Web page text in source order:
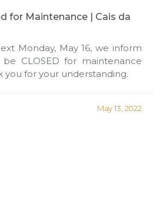
for Maintenance | Cais da
Monday, May 16, we inform
CLOSED for maintenance
you for your understanding.
May 13, 2022